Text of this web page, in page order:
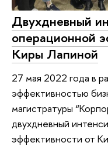
Двухдневный
операционной
Киры Лапиной
27 мая 2022 года в
эффективностью
магистратуры
двухдневный
эффективности от